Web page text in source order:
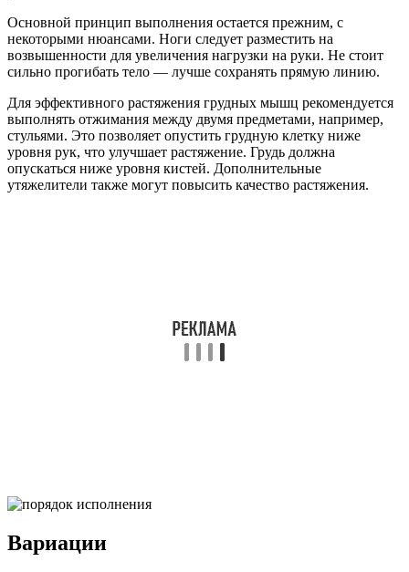
Основной принцип выполнения остается прежним, с
некоторыми нюансами. Ноги следует разместить на
возвышенности для увеличения нагрузки на руки. Не стоит
сильно прогибать тело — лучше сохранять прямую линию.
Для эффективного растяжения грудных мышц рекомендуется
выполнять отжимания между двумя предметами, например,
стульями. Это позволяет опустить грудную клетку ниже
уровня рук, что улучшает растяжение. Грудь должна
опускаться ниже уровня кистей. Дополнительные
утяжелители также могут повысить качество растяжения.
Вариации